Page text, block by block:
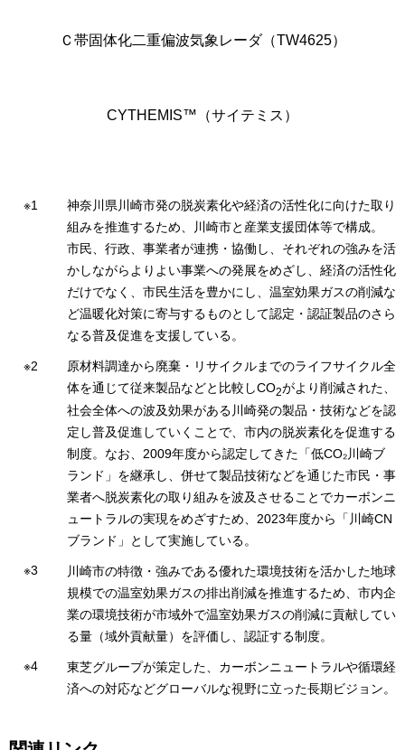
Ｃ帯固体化二重偏波気象レーダ（TW4625）
CYTHEMIS™（サイテミス）
神奈川県川崎市発の脱炭素化や経済の活性化に向けた取り
組みを推進するため、川崎市と産業支援団体等で構成。
市民、行政、事業者が連携・協働し、それぞれの強みを活
かしながらよりよい事業への発展をめざし、経済の活性化
だけでなく、市民生活を豊かにし、温室効果ガスの削減な
ど温暖化対策に寄与するものとして認定・認証製品のさら
なる普及促進を支援している。
原材料調達から廃棄・リサイクルまでのライフサイクル全
体を通じて従来製品などと比較しCO2がより削減された、
社会全体への波及効果がある川崎発の製品・技術などを認
定し普及促進していくことで、市内の脱炭素化を促進する
制度。なお、2009年度から認定してきた「低CO₂川崎ブ
ランド」を継承し、併せて製品技術などを通じた市民・事
業者へ脱炭素化の取り組みを波及させることでカーボンニ
ュートラルの実現をめざすため、2023年度から「川崎CN
ブランド」として実施している。
川崎市の特徴・強みである優れた環境技術を活かした地球
規模での温室効果ガスの排出削減を推進するため、市内企
業の環境技術が市域外で温室効果ガスの削減に貢献してい
る量（域外貢献量）を評価し、認証する制度。
東芝グループが策定した、カーボンニュートラルや循環経
済への対応などグローバルな視野に立った長期ビジョン。